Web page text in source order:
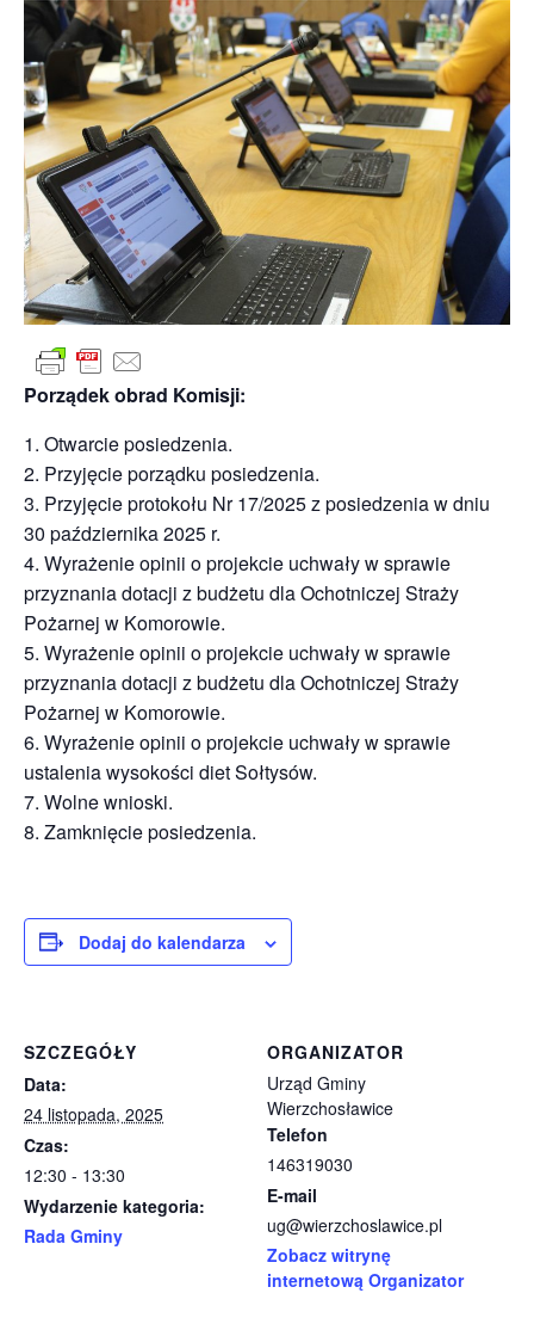
Porządek obrad Komisji:
1. Otwarcie posiedzenia.
2. Przyjęcie porządku posiedzenia.
3. Przyjęcie protokołu Nr 17/2025 z posiedzenia w dniu
30 października 2025 r.
4. Wyrażenie opinii o projekcie uchwały w sprawie
przyznania dotacji z budżetu dla Ochotniczej Straży
Pożarnej w Komorowie.
5. Wyrażenie opinii o projekcie uchwały w sprawie
przyznania dotacji z budżetu dla Ochotniczej Straży
Pożarnej w Komorowie.
6. Wyrażenie opinii o projekcie uchwały w sprawie
ustalenia wysokości diet Sołtysów.
7. Wolne wnioski.
8. Zamknięcie posiedzenia.
Dodaj do kalendarza
SZCZEGÓŁY
Data:
24 listopada, 2025
Czas:
12:30 - 13:30
Wydarzenie kategoria:
Rada Gminy
ORGANIZATOR
Urząd Gminy
Wierzchosławice
Telefon
146319030
E-mail
ug@wierzchoslawice.pl
Zobacz witrynę
internetową Organizator